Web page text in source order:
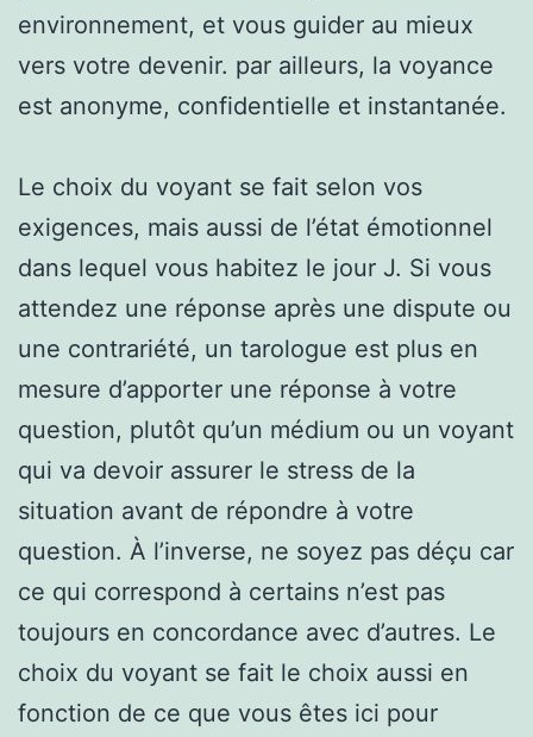
environnement, et vous guider au mieux
vers votre devenir. par ailleurs, la voyance
est anonyme, confidentielle et instantanée.
Le choix du voyant se fait selon vos
exigences, mais aussi de l’état émotionnel
dans lequel vous habitez le jour J. Si vous
attendez une réponse après une dispute ou
une contrariété, un tarologue est plus en
mesure d’apporter une réponse à votre
question, plutôt qu’un médium ou un voyant
qui va devoir assurer le stress de la
situation avant de répondre à votre
question. À l’inverse, ne soyez pas déçu car
ce qui correspond à certains n’est pas
toujours en concordance avec d’autres. Le
choix du voyant se fait le choix aussi en
fonction de ce que vous êtes ici pour